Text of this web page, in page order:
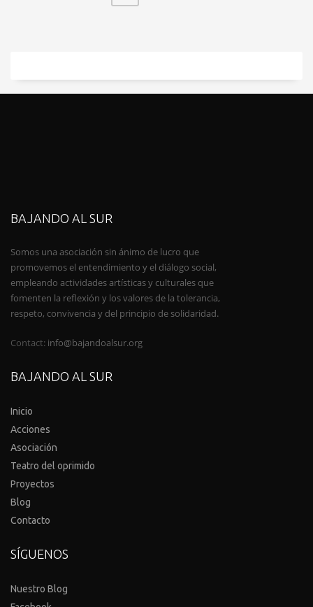
BAJANDO AL SUR
Somos una asociación sin ánimo de lucro que
promovemos el entendimiento y el diálogo social,
empleando actividades artísticas y culturales que
fomenten la reflexión y los valores de la tolerancia,
respeto, convivencia y del principio de solidaridad.
Contact: info@bajandoalsur.org
BAJANDO AL SUR
Inicio
Acciones
Asociación
Teatro del oprimido
Proyectos
Blog
Contacto
SÍGUENOS
Nuestro Blog